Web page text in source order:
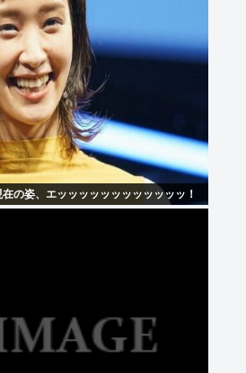
の姿、エッッッッッッッッッッッッ！